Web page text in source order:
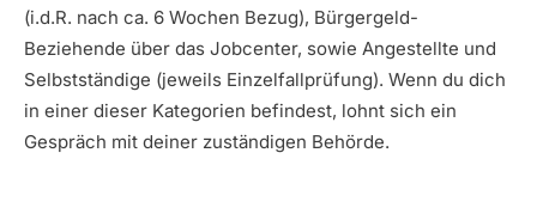
(i.d.R. nach ca. 6 Wochen Bezug), Bürgergeld-
Beziehende über das Jobcenter, sowie Angestellte und
Selbstständige (jeweils Einzelfallprüfung). Wenn du dich
in einer dieser Kategorien befindest, lohnt sich ein
Gespräch mit deiner zuständigen Behörde.